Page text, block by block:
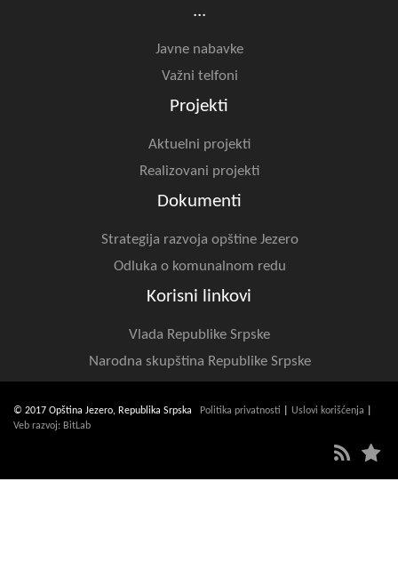
...
Javne nabavke
Važni telfoni
Projekti
Aktuelni projekti
Realizovani projekti
Dokumenti
Strategija razvoja opštine Jezero
Odluka o komunalnom redu
Korisni linkovi
Vlada Republike Srpske
Narodna skupština Republike Srpske
© 2017 Opština Jezero, Republika Srpska Politika privatnosti Uslovi korišćenja
Veb razvoj: BitLab